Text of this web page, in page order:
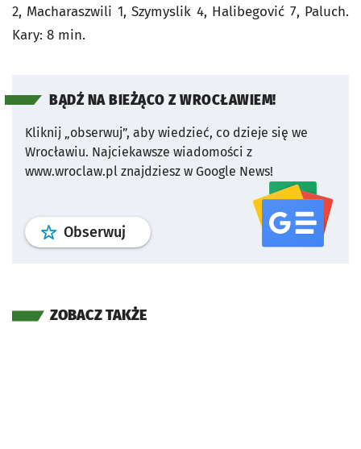
2, Macharaszwili 1, Szymyslik 4, Halibegović 7, Paluch.
Kary: 8 min.
BĄDŹ NA BIEŻĄCO Z WROCŁAWIEM!
Kliknij „obserwuj”, aby wiedzieć, co dzieje się we
Wrocławiu. Najciekawsze wiadomości z
www.wroclaw.pl znajdziesz w Google News!
Obserwuj profil serwisu
ZOBACZ TAKŻE